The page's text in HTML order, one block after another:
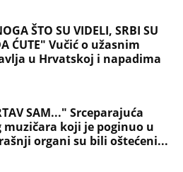
ŠTO SU VIDELI, SRBI SU
ĆUTE" Vučić o užasnim
u Hrvatskoj i napadima
SAM..." Srceparajuća
muzičara koji je poginuo u
organi su bili oštećeni...